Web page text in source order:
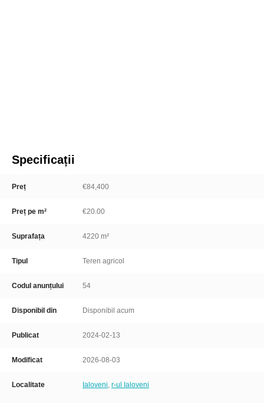
Specificații
Preț €84,400
Preț pe m² €20.00
Suprafața 4220 m²
Tipul Teren agricol
Codul anunțului 54
Disponibil din Disponibil acum
Publicat 2024-02-13
Modificat 2026-08-03
Localitate Ialoveni, r-ul Ialoveni